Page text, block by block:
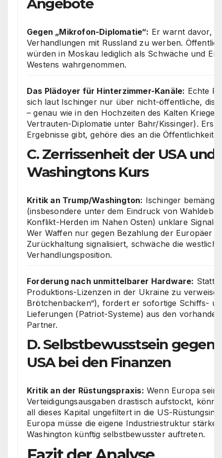
Angebote
Gegen „Mikrofon-Diplomatie“: Er warnt davor,
Verhandlungen mit Russland zu werben.
würden in Moskau lediglich als Schwäche und
Westens wahrgenommen.
Das Plädoyer für Hinterzimmer-Kanäle: Echte
sich laut Ischinger nur über nicht-öffentliche,
– genau wie in den Hochzeiten des Kalten
Vertrauten-Diplomatie unter Bahr/Kissinger). Erst
Ergebnisse gibt, gehöre dies an die Öffentlichkeit.
C. Zerrissenheit der USA und
Washingtons Kurs
Kritik an Trump/Washington: Ischinger
(insbesondere unter dem Eindruck von
Konflikt-Herden im Nahen Osten) unklare Signale
Wer Waffen nur gegen Bezahlung der Europäer
Zurückhaltung signalisiert, schwäche die westliche
Verhandlungsposition.
Forderung nach unmittelbarer Hardware: Statt
Produktions-Lizenzen in der Ukraine zu
Brötchenbacken“), fordert er sofortige Schiffs-
Lieferungen (Patriot-Systeme) aus den
Partner.
D. Selbstbewusstsein
USA bei den Finanzen
Kritik an der Rüstungspraxis: Wenn Europa seine
Verteidigungsausgaben drastisch aufstockt,
all dieses Kapital ungefiltert in die US-
Europa müsse die eigene Industriestruktur
Washington künftig selbstbewusster auftreten.